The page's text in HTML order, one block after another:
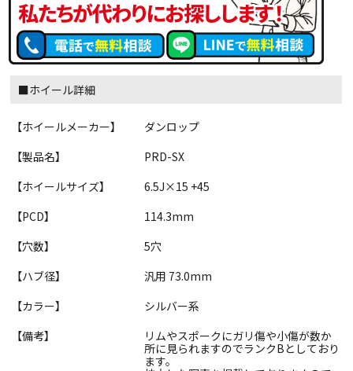
■ホイール詳細
【ホイールメーカー】
ダンロップ
【製品名】
PRD-SX
【ホイールサイズ】
6.5J×15 +45
【PCD】
114.3mm
【穴数】
5穴
【ハブ径】
汎用 73.0mm
【カラー】
シルバー系
【備考】
リムやスポークにガリ傷や小傷が数か
所に見られますのでランクBとしており
ます。